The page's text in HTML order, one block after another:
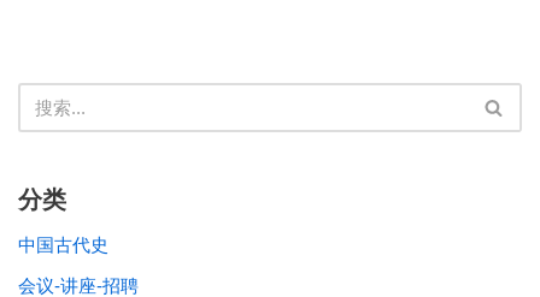
分类
中国古代史
会议-讲座-招聘